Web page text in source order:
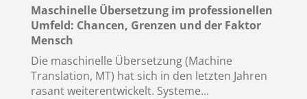
Maschinelle Übersetzung im professionellen
Umfeld: Chancen, Grenzen und der Faktor
Mensch
Die maschinelle Übersetzung (Machine
Translation, MT) hat sich in den letzten Jahren
rasant weiterentwickelt. Systeme...